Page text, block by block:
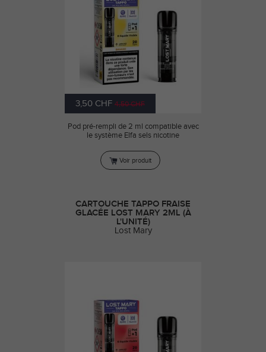
3,50 CHF 4,50 CHF
Pod pré-rempli de 2 ml compatible avec
le système Elfa sels nicotine
Voir produit
CARTOUCHE TAPPO FRAISE
GLACÉE LOST MARY 2ML (À
L'UNITÉ)
Lost Mary